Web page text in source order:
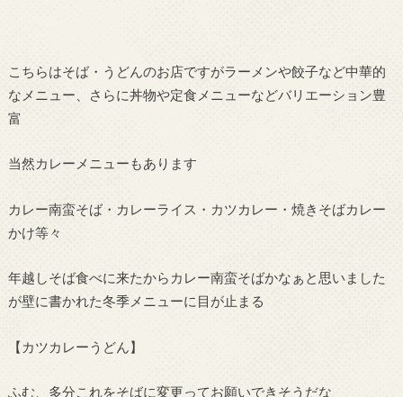
こちらはそば・うどんのお店ですがラーメンや餃子など中華的
なメニュー、さらに丼物や定食メニューなどバリエーション豊
富
当然カレーメニューもあります
カレー南蛮そば・カレーライス・カツカレー・焼きそばカレー
かけ等々
年越しそば食べに来たからカレー南蛮そばかなぁと思いました
が壁に書かれた冬季メニューに目が止まる
【カツカレーうどん】
ふむ、多分これをそばに変更ってお願いできそうだな